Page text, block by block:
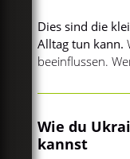
Dies sind die
Alltag tun kann.
beeinflussen.
Wie du
kannst